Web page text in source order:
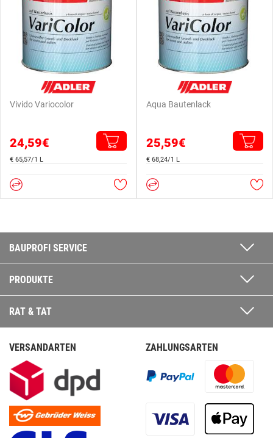
Vivido Variocolor
24,59€
€ 65,57/1 L
Aqua Bautenlack
25,59€
€ 68,24/1 L
BAUPROFI SERVICE
PRODUKTE
RAT & TAT
VERSANDARTEN ZAHLUNGSARTEN